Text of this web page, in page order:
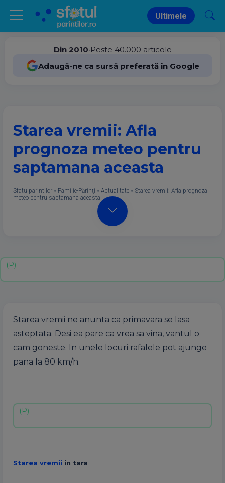
Ultimele
Din 2010•Peste 40.000 articole
Adaugă-ne ca sursă preferată în Google
Starea vremii: Afla
prognoza meteo pentru
saptamana aceasta
Sfatulparintilor » Familie-Părinţi » Actualitate » Starea vremii: Afla prognoza
meteo pentru saptamana aceasta
Starea vremii ne anunta ca primavara se lasa
asteptata. Desi ea pare ca vrea sa vina, vantul o
cam goneste. In unele locuri rafalele pot ajunge
pana la 80 km/h.
Starea vremii in tara